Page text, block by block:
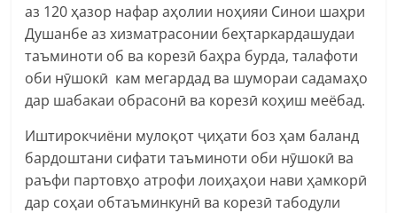
аз 120 ҳазор нафар аҳолии ноҳияи Синои шаҳри
Душанбе аз хизматрасонии беҳтаркардашудаи
таъминоти об ва корезӣ баҳра бурда, талафоти
оби нӯшокӣ кам мегардад ва шумораи садамаҳо
дар шабакаи обрасонӣ ва корезӣ коҳиш меёбад.
Иштирокчиёни мулоқот ҷиҳати боз ҳам баланд
бардоштани сифати таъминоти оби нӯшокӣ ва
раъфи партовҳо атрофи лоиҳаҳои нави ҳамкорӣ
дар соҳаи обтаъминкунӣ ва корезӣ табодули